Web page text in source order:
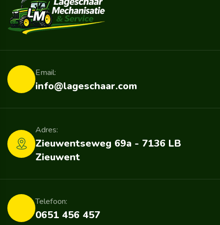
info@lageschaar.com
Email:
Zieuwentseweg 69a - 7136 LB
Zieuwent
Adres:
0651 456 457
Telefoon: